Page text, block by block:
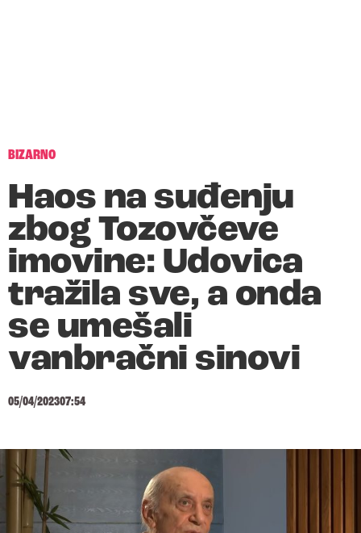
BIZARNO
Haos na suđenju
zbog Tozovčeve
imovine: Udovica
tražila sve, a onda
se umešali
vanbračni sinovi
05/04/202307:54